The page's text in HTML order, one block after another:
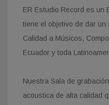
ER Estudio Record es un
tiene el objetivo de dar un
Calidad a Músicos,
Ecuador y toda
Nuestra Sala de
acoustica de alta calidad